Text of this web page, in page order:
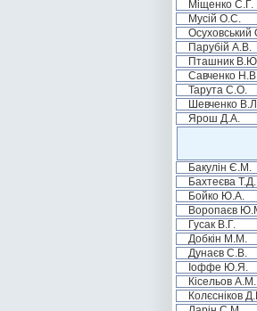
Міщенко С.Г.
Мусій О.С.
Осуховський
Парубій А.В.
Пташник
Савченко
Тарута С.О.
Шевченко
Ярош Д.А.
Бакулін Є.М.
Бахтеєва Т.Д.
Бойко Ю.А.
Воропаєв
Гусак В.Г.
Добкін М.М.
Дунаєв С.В.
Іоффе Ю.Я.
Кісельов А.М.
Колєсніков